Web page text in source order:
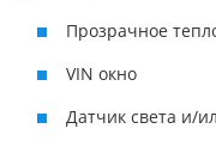
Прозрачное
VIN окно
Датчик света и/